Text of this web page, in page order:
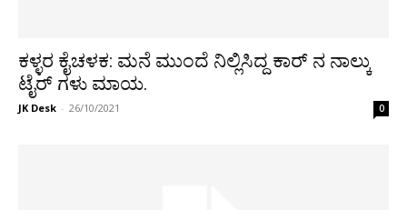
ಕಳ್ಳರ ಕೈಚಳಕ: ಮನೆ ಮುಂದೆ ನಿಲ್ಲಿಸಿದ್ದ ಕಾರ್‌ ನ ನಾಲ್ಕು
ಟೈರ್‌ ಗಳು ಮಾಯ.
JK Desk - 26/10/2021 0